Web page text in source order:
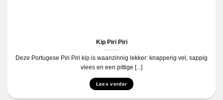
Kip Piri Piri
Deze Portugese Piri Piri kip is waanzinnig lekker: knapperig vel, sappig
vlees en een pittige [...]
Lees verder